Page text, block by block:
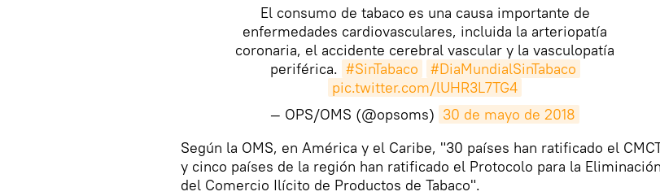
El consumo de tabaco es una causa importante de
enfermedades cardiovasculares, incluida la arteriopatía
coronaria, el accidente cerebral vascular y la vasculopatía
periférica. #SinTabaco
#DiaMundialSinTabaco
pic.twitter.com/lUHR3L7TG4
— OPS/OMS (@opsoms) 30 de mayo de 2018
​Según la OMS, en América y el Caribe, "30 países han ratificado el
y cinco países de la región han ratificado el Protocolo para la Eliminación
del Comercio Ilícito de Productos de Tabaco".